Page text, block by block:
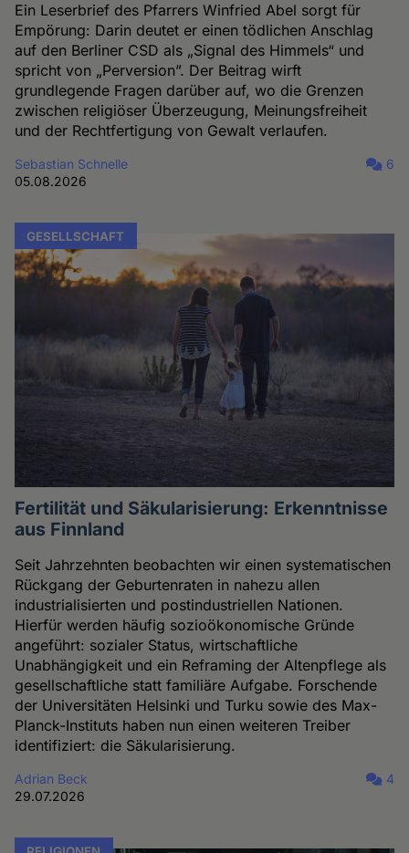
Ein Leserbrief des Pfarrers Winfried Abel sorgt für
Empörung: Darin deutet er einen tödlichen Anschlag
auf den Berliner CSD als „Signal des Himmels“ und
spricht von „Perversion”. Der Beitrag wirft
grundlegende Fragen darüber auf, wo die Grenzen
zwischen religiöser Überzeugung, Meinungsfreiheit
und der Rechtfertigung von Gewalt verlaufen.
Sebastian Schnelle
05.08.2026
6
GESELLSCHAFT
Fertilität und Säkularisierung: Erkenntnisse
aus Finnland
Seit Jahrzehnten beobachten wir einen systematischen
Rückgang der Geburtenraten in nahezu allen
industrialisierten und postindustriellen Nationen.
Hierfür werden häufig sozioökonomische Gründe
angeführt: sozialer Status, wirtschaftliche
Unabhängigkeit und ein Reframing der Altenpflege als
gesellschaftliche statt familiäre Aufgabe. Forschende
der Universitäten Helsinki und Turku sowie des Max-
Planck-Instituts haben nun einen weiteren Treiber
identifiziert: die Säkularisierung.
Adrian Beck
29.07.2026
4